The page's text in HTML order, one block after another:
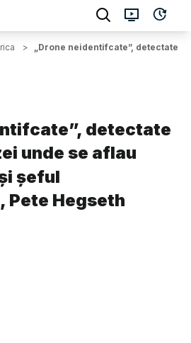
> „Drone neidentifcate”, detectate
detectate
unde se aflau
șeful
Pete Hegseth